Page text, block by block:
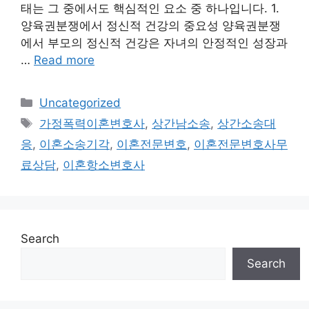
태는 그 중에서도 핵심적인 요소 중 하나입니다. 1.
양육권분쟁에서 정신적 건강의 중요성 양육권분쟁
에서 부모의 정신적 건강은 자녀의 안정적인 성장과
… Read more
Categories
Uncategorized
Tags
가정폭력이혼변호사, 상간남소송, 상간소송대
응, 이혼소송기각, 이혼전문변호 , 이혼전문변호사무
료상담, 이혼항소변호사
Search
Search